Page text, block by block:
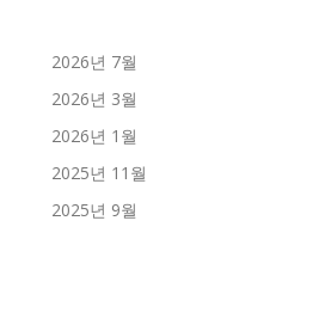
2026년 7월
2026년 3월
2026년 1월
2025년 11월
2025년 9월